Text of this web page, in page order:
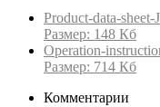
Product-data-
Размер: 148 Кб
Operation-
Размер: 714 Кб
Комментарии